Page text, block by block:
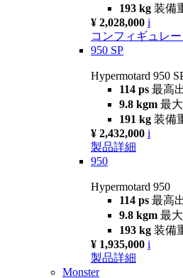
193 kg 装備
¥ 2,028,000 i
コンフィギュレ
950 SP
Hypermotard 950
114 ps 最高
9.8 kgm 最
191 kg 装備
¥ 2,432,000 i
製品詳細
950
Hypermotard 950
114 ps 最高
9.8 kgm 最
193 kg 装備
¥ 1,935,000 i
製品詳細
Monster